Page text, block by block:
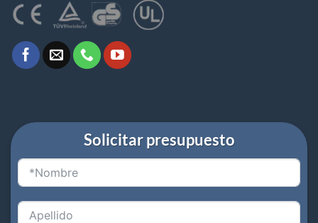
Solicitar presupuesto